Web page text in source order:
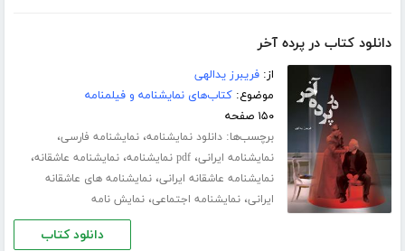
دانلود کتاب در پرده آخر
از:فریبرز یدالهی
موضوع:کتاب‌های نمایشنامه و فیلمنامه
۱۵۰ صفحه
برچسب‌ها:دانلود نمایشنامه،نمایشنامه فارسی،
نمایشنامه ایرانی،pdf نمایشنامه ،نمایشنامه عاشقانه،
نمایشنامه عاشقانه ایرانی،نمایشنامه های عاشقانه
ایرانی،نمایشنامه اجتماعی،نمایش نامه
دانلود کتاب